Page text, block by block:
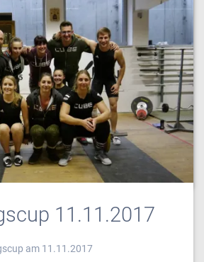
fanden in Linz die ASKÖ-
der Männer und Frauen …
0 Juli 3, 2018
Wettkampf
Weiterlesen
11.11.2017
am 11.11.2017